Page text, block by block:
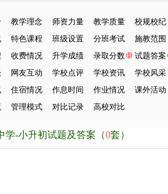
教学理念 师资力量 教学质量
校规校纪
特色课程 班级设置 分班考试
施教范围
收费情况 升学成绩 录取分数
试题答案
网友互动 学校点评 学校资讯
学校风采
住宿情况 作息时间 作业情况
课外活动
管理模式 对比记录 高校对比
学-小升初试题及答案（0套）